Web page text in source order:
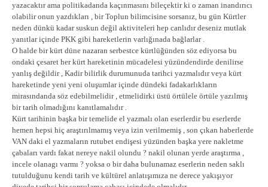
yazacaktır ama politikadanda kaçınmasını bileçektir ki o zaman inandırıcı
olabilir onun yazdıkları , bir Toplun bilimcisine sorsanız, bu gün Kürtler
neden dünkü kadar suskun değil aktiviteleri hep canlıdır deseniz mutlak
yanıtlar içinde PKK gibi hareketlerin varlığınada bağlarlar .
O halde bir kürt düne nazaran serbestce kürtlüğünden söz ediyorsa bu
ondaki çesaret her kürt hareketinin mücadelesi yüzündendirde denilirse
yanlış değildir , Kadir bilirlik durumunuda tarihci yazmalıdır veya kürt
hareketinde yeni yeni oluşumlar içinde dündeki fadakarlıkların
mirasındanda söz edebilmelidir , etmelidirki üstü örtülele örtüle yazılmış
bir tarih olmadığını kanıtlamalıdır .
Kürt tarihinin başka bir temelide el yazmalı olan eserlerdir bu eserlerde
hemen hepsi hiç araştırılmamış veya izin verilmemiş , son çıkan haberlerde
VAN daki el yazmaların rutubet endişesi yüzünden başka yere nakletme
çabaları vardı fakat nereye nakil olundu ? nakil olunan yerde araştırma ,
incele olanagı varmı ? yoksa o bir daha bulunamaz eserlerin neden saklı
tutulduğunu kendi tarih ve kültürel anlatışımıza ne derece yakışıyor